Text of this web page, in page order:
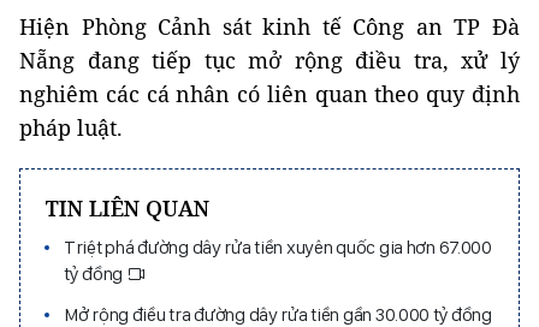
Hiện Phòng Cảnh sát kinh tế Công an TP Đà
Nẵng đang tiếp tục mở rộng điều tra, xử lý
nghiêm các cá nhân có liên quan theo quy định
pháp luật.
TIN LIÊN QUAN
Triệt phá đường dây rửa tiền xuyên quốc gia hơn 67.000
tỷ đồng
Mở rộng điều tra đường dây rửa tiền gần 30.000 tỷ đồng